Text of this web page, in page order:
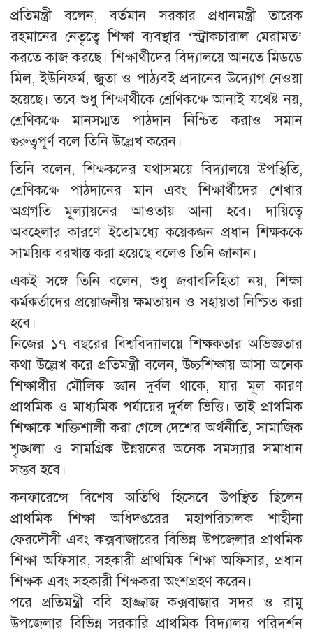
প্রতিমন্ত্রী বলেন, বর্তমান সরকার প্রধানমন্ত্রী তারেক
রহমানের নেতৃত্বে শিক্ষা ব্যবস্থার ‘স্ট্রাকচারাল মেরামত’
করতে কাজ করছে। শিক্ষার্থীদের বিদ্যালয়ে আনতে মিডডে
মিল, ইউনিফর্ম, জুতা ও পাঠ্যবই প্রদানের উদ্যোগ নেওয়া
হয়েছে। তবে শুধু শিক্ষার্থীকে শ্রেণিকক্ষে আনাই যথেষ্ট নয়,
শ্রেণিকক্ষে মানসম্মত পাঠদান নিশ্চিত করাও সমান
গুরুত্বপূর্ণ বলে তিনি উল্লেখ করেন।
তিনি বলেন, শিক্ষকদের যথাসময়ে বিদ্যালয়ে উপস্থিতি,
শ্রেণিকক্ষে পাঠদানের মান এবং শিক্ষার্থীদের শেখার
অগ্রগতি মূল্যায়নের আওতায় আনা হবে। দায়িত্বে
অবহেলার কারণে ইতোমধ্যে কয়েকজন প্রধান শিক্ষককে
সাময়িক বরখাস্ত করা হয়েছে বলেও তিনি জানান।
একই সঙ্গে তিনি বলেন, শুধু জবাবদিহিতা নয়, শিক্ষা
কর্মকর্তাদের প্রয়োজনীয় ক্ষমতায়ন ও সহায়তা নিশ্চিত করা
হবে।
নিজের ১৭ বছরের বিশ্ববিদ্যালয়ে শিক্ষকতার অভিজ্ঞতার
কথা উল্লেখ করে প্রতিমন্ত্রী বলেন, উচ্চশিক্ষায় আসা অনেক
শিক্ষার্থীর মৌলিক জ্ঞান দুর্বল থাকে, যার মূল কারণ
প্রাথমিক ও মাধ্যমিক পর্যায়ের দুর্বল ভিত্তি। তাই প্রাথমিক
শিক্ষাকে শক্তিশালী করা গেলে দেশের অর্থনীতি, সামাজিক
শৃঙ্খলা ও সামগ্রিক উন্নয়নের অনেক সমস্যার সমাধান
সম্ভব হবে।
কনফারেন্সে বিশেষ অতিথি হিসেবে উপস্থিত ছিলেন
প্রাথমিক শিক্ষা অধিদপ্তরের মহাপরিচালক শাহীনা
ফেরদৌসী এবং কক্সবাজারের বিভিন্ন উপজেলার প্রাথমিক
শিক্ষা অফিসার, সহকারী প্রাথমিক শিক্ষা অফিসার, প্রধান
শিক্ষক এবং সহকারী শিক্ষকরা অংশগ্রহণ করেন।
পরে প্রতিমন্ত্রী ববি হাজ্জাজ কক্সবাজার সদর ও রামু
উপজেলার বিভিন্ন সরকারি প্রাথমিক বিদ্যালয় পরিদর্শন